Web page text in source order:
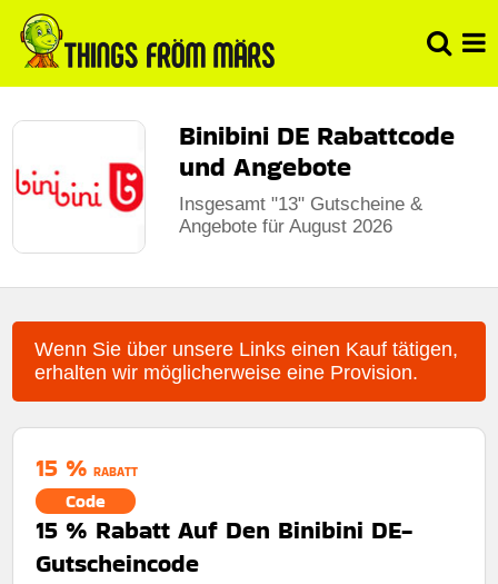
Binibini DE Rabattcode
und Angebote
Insgesamt "13" Gutscheine &
Angebote für August 2026
Wenn Sie über unsere Links einen Kauf tätigen,
erhalten wir möglicherweise eine Provision.
15 % RABATT
Code
15 % Rabatt Auf Den Binibini DE-
Gutscheincode